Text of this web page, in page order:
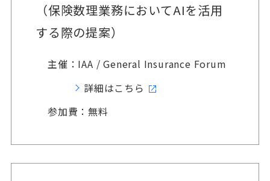
（保険数理業務においてAIを活用
する際の提案）
主催：IAA / General Insurance Forum
詳細はこちら
参加費：無料